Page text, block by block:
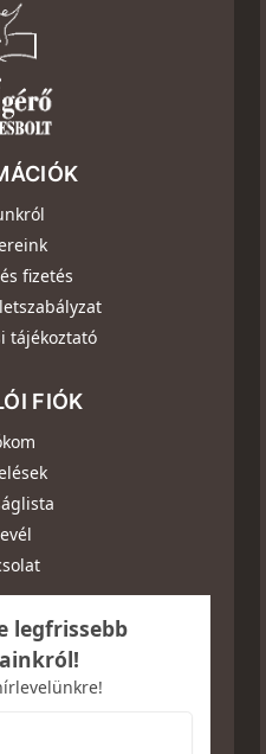
fizetés
tájékoztató
FIÓK
legfrissebb